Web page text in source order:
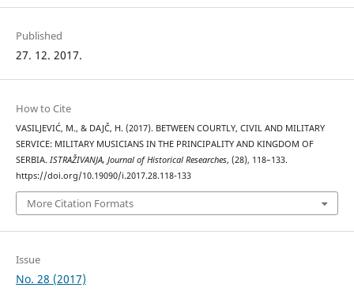
Published
27. 12. 2017.
How to Cite
VASILJEVIĆ, M., & DAJČ, H. (2017). BETWEEN COURTLY, CIVIL AND MILITARY
SERVICE: MILITARY MUSICIANS IN THE PRINCIPALITY AND KINGDOM OF
SERBIA. ISTRAŽIVANJA, Јournal of Historical Researches, (28), 118–133.
https://doi.org/10.19090/i.2017.28.118-133
More Citation Formats
Issue
No. 28 (2017)